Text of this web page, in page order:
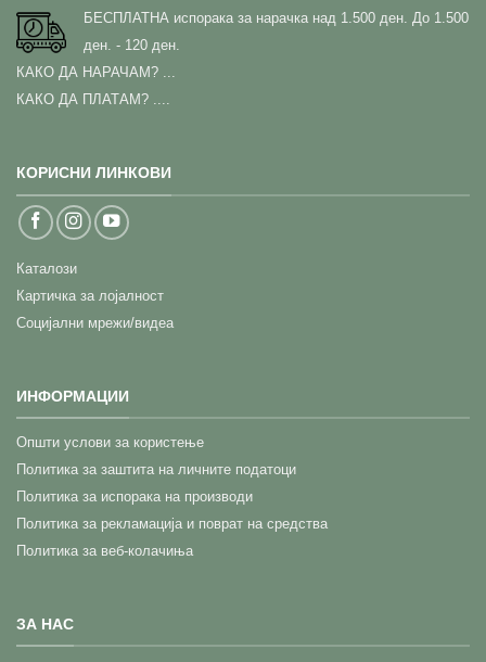
БЕСПЛАТНА испорака за нарачка над 1.500 ден. До 1.500
ден. - 120 ден.
КАКО ДА НАРАЧАМ? ...
КАКО ДА ПЛАТАМ? ....
КОРИСНИ ЛИНКОВИ
Каталози
Картичка за лојалност
Социјални мрежи/видеа
ИНФОРМАЦИИ
Општи услови за користење
Политика за заштита на личните податоци
Политика за испорака на производи
Политика за рекламација и поврат на средства
Политика за веб-колачиња
ЗА НАС